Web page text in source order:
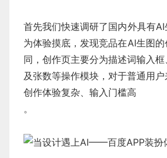
首先我们快速调研了国内外具有
为体验摸底，发现竞品在AI生图
同，创作页主要分为描述词输入
及张数等操作模块，对于普通用
创作体验复杂、输入门槛高
。